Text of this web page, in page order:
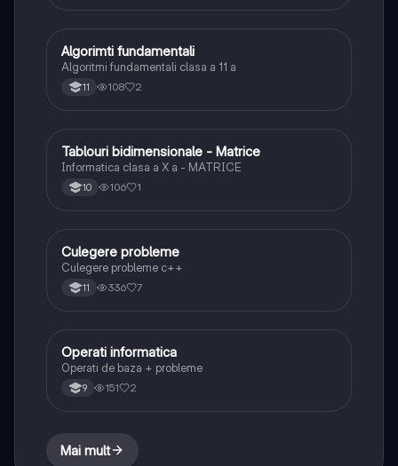
Informatică și TIC
Algorimti fundamentali
Algoritmi fundamentali clasa a 11 a
11 108 2
Informatică și TIC
Tablouri bidimensionale - Matrice
Informatica clasa a X a - MATRICE
10 106 1
Informatică și TIC
Culegere probleme
Culegere probleme c++
11 336 7
Informatică și TIC
Operati informatica
Operati de baza + probleme
9 151 2
Mai mult